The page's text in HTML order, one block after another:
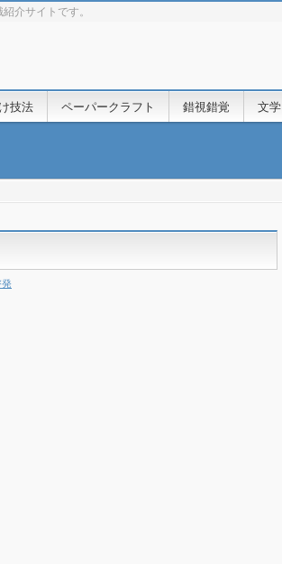
介サイトです。
技法 ペーパークラフト 錯視錯覚 文学
発